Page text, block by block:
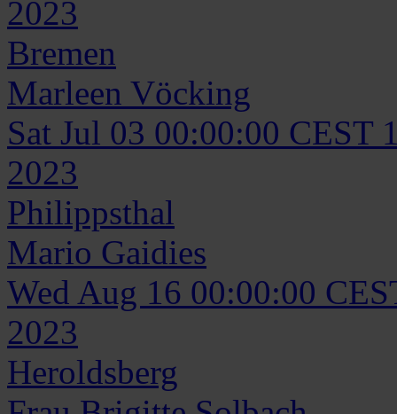
2023
Bremen
Marleen Vöcking
Sat Jul 03 00:00:00 CEST
2023
Philippsthal
Mario Gaidies
Wed Aug 16 00:00:00
2023
Heroldsberg